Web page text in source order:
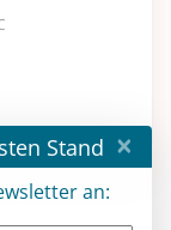
Stand ×
an: